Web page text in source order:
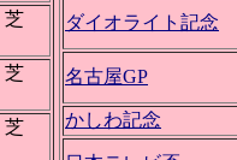
ダイオライト記念
名古屋GP
かしわ記念